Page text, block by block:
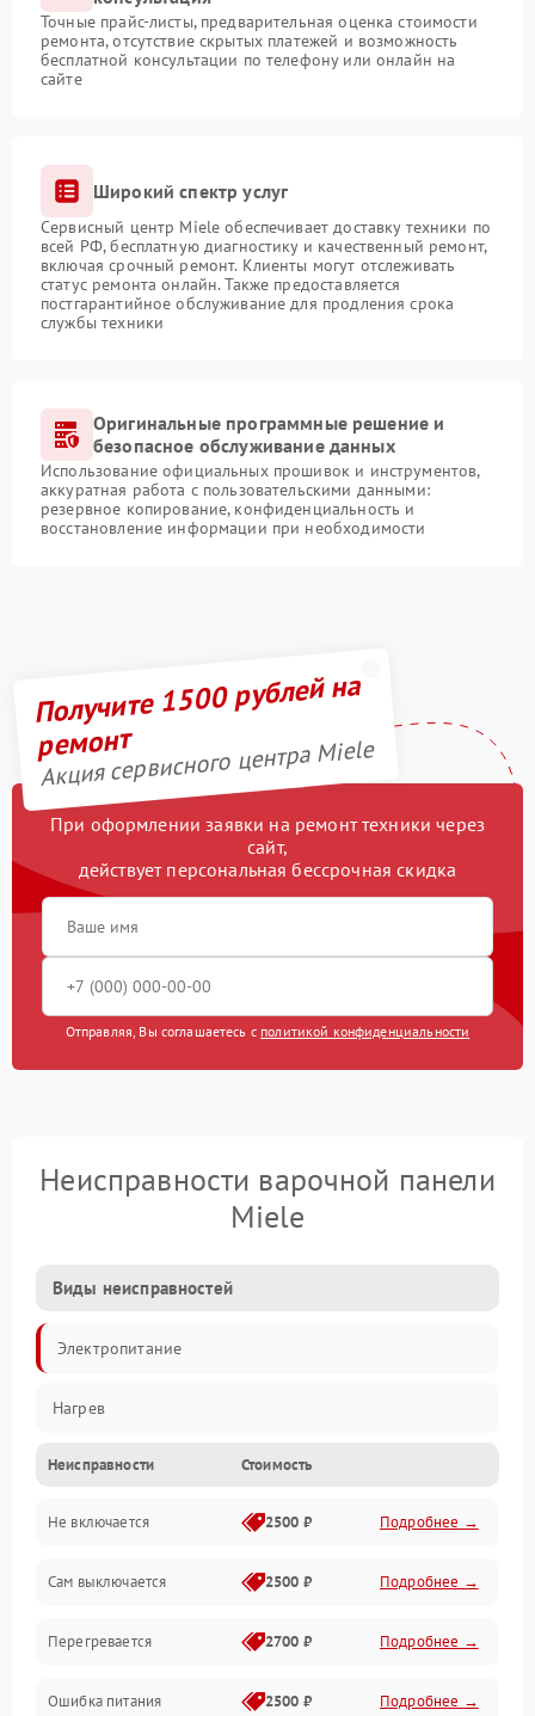
Точные прайс-листы, предварительная оценка стоимости
ремонта, отсутствие скрытых платежей и возможность
бесплатной консультации по телефону или онлайн на
сайте
Широкий спектр услуг
Сервисный центр Miele обеспечивает доставку техники по
всей РФ, бесплатную диагностику и качественный ремонт,
включая срочный ремонт. Клиенты могут отслеживать
статус ремонта онлайн. Также предоставляется
постгарантийное обслуживание для продления срока
службы техники
Оригинальные программные решение и
безопасное обслуживание данных
Использование официальных прошивок и инструментов,
аккуратная работа с пользовательскими данными:
резервное копирование, конфиденциальность и
восстановление информации при необходимости
Получите 1500 рублей на
ремонт
Акция сервисного центра Miele
При оформлении заявки на ремонт техники через
сайт,
действует персональная бессрочная скидка
Отправляя, Вы соглашаетесь с политикой конфиденциальности
Неисправности варочной панели
Miele
Виды неисправностей
Электропитание
Нагрев
Неисправности Стоимость
Не включается 2500 ₽ Подробнее →
Сам выключается 2500 ₽ Подробнее →
Перегревается 2700 ₽ Подробнее →
Ошибка питания 2500 ₽ Подробнее →